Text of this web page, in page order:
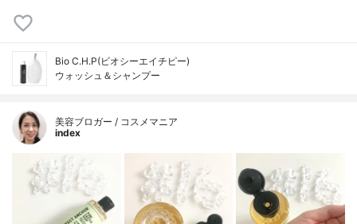
Bio C.H.P(ビオシーエイチピー)
ウォッシュ＆シャンプー
美容ブロガー / コスメマニア
index